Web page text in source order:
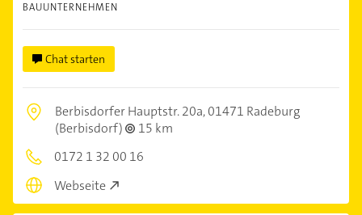
BAUUNTERNEHMEN
Chat starten
Berbisdorfer Hauptstr. 20a,01471 Radeburg
(Berbisdorf)
15 km
0172 1 32 00 16
Webseite